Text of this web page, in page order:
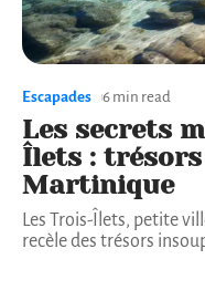
Escapades 6 min read
Les secrets
Îlets : trésors
Martinique
Les Trois-Îlets, petite
recèle des trésors